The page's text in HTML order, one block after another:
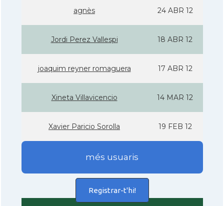
agnès 24 ABR 12
Jordi Perez Vallespi 18 ABR 12
joaquim reyner romaguera 17 ABR 12
Xineta Villavicencio 14 MAR 12
Xavier Paricio Sorolla 19 FEB 12
més usuaris
Registrar-t'hi!